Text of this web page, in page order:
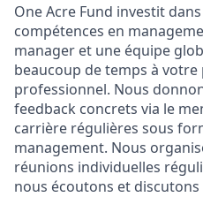
One Acre Fund investit
compétences en
manager et une équipe
beaucoup de temps à
professionnel. Nous
feedback concrets via le
carrière régulières sous
management. Nous
réunions individuelles
nous écoutons et